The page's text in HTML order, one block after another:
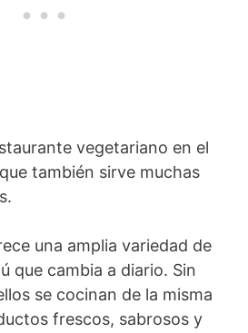
vegetariano en el
también sirve muchas
una amplia variedad de
que cambia a diario. Sin
se cocinan de la misma
frescos, sabrosos y